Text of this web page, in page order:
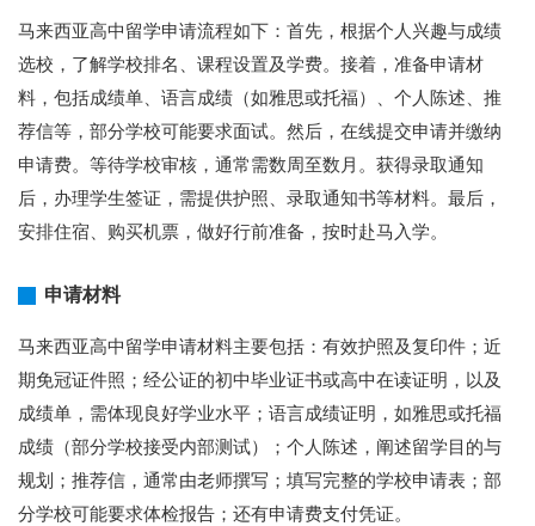
马来西亚高中留学申请流程如下：首先，根据个人兴趣与成绩
选校，了解学校排名、课程设置及学费。接着，准备申请材
料，包括成绩单、语言成绩（如雅思或托福）、个人陈述、推
荐信等，部分学校可能要求面试。然后，在线提交申请并缴纳
申请费。等待学校审核，通常需数周至数月。获得录取通知
后，办理学生签证，需提供护照、录取通知书等材料。最后，
安排住宿、购买机票，做好行前准备，按时赴马入学。
申请材料
马来西亚高中留学申请材料主要包括：有效护照及复印件；近
期免冠证件照；经公证的初中毕业证书或高中在读证明，以及
成绩单，需体现良好学业水平；语言成绩证明，如雅思或托福
成绩（部分学校接受内部测试）；个人陈述，阐述留学目的与
规划；推荐信，通常由老师撰写；填写完整的学校申请表；部
分学校可能要求体检报告；还有申请费支付凭证。